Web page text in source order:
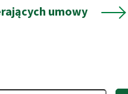
umowy